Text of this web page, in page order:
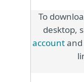
To
desktop,
account